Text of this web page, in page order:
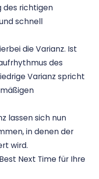
des richtigen
schnell
die Varianz. Ist
des
Varianz spricht
lassen sich nun
in denen der
wird.
Next Time für Ihre